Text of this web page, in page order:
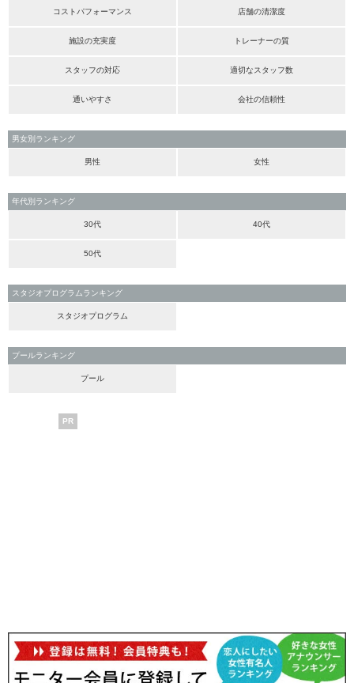
コストパフォーマンス 店舗の清潔度
施設の充実度 トレーナーの質
スタッフの対応 適切なスタッフ数
通いやすさ 会社の信頼性
男女別ランキング
男性 女性
年代別ランキング
30代 40代
50代
スタジオプログラムランキング
スタジオプログラム
プールランキング
プール
PR